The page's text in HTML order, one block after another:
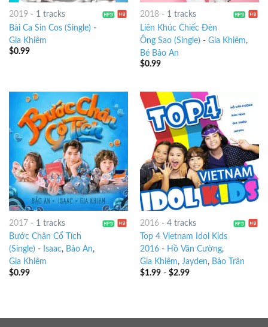
2019 - 1 tracks
Bài Ca Sin Cos (Single) -
Gia Khiêm
$0.99
2018- 1 tracks
Liên Khúc Chiếc Đèn
Ông Sao (Single) - Gia Khiêm,
Bé Bảo An
$0.99
2017 - 1 tracks
Bước Chân Cổ Tích
(Single) - Isaac, Bảo An,
Gia Khiêm
$0.99
2016- 4 tracks
Top 4 Vietnam Idol Kids
2016- Hồ Văn Cường,
Gia Khiêm, Jayden, Bảo Trân
$1.99- $2.99